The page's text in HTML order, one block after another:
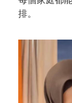
排。